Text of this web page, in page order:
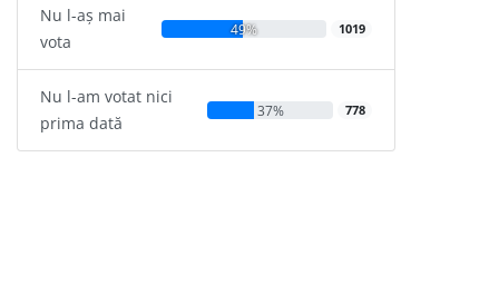
Nu l-aș mai
vota
49% 1019
Nu l-am votat nici
prima dată
37% 778